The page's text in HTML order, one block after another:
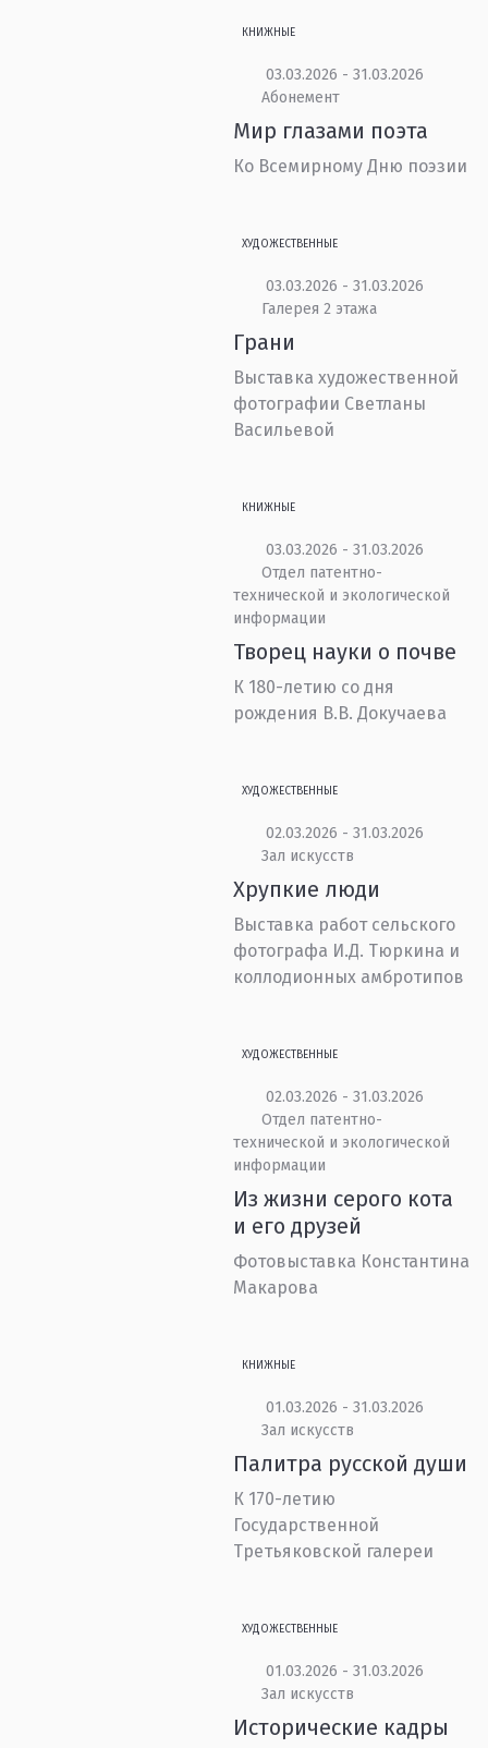
КНИЖНЫЕ
03.03.2026 - 31.03.2026
Абонемент
Мир глазами поэта
Ко Всемирному Дню поэзии
ХУДОЖЕСТВЕННЫЕ
03.03.2026 - 31.03.2026
Галерея 2 этажа
Грани
Выставка художественной
фотографии Светланы
Васильевой
КНИЖНЫЕ
03.03.2026 - 31.03.2026
Отдел патентно-
технической и экологической
информации
Творец науки о почве
К 180-летию со дня
рождения В.В. Докучаева
ХУДОЖЕСТВЕННЫЕ
02.03.2026 - 31.03.2026
Зал искусств
Хрупкие люди
Выставка работ сельского
фотографа И.Д. Тюркина и
коллодионных амбротипов
ХУДОЖЕСТВЕННЫЕ
02.03.2026 - 31.03.2026
Отдел патентно-
технической и экологической
информации
Из жизни серого кота
и его друзей
Фотовыставка Константина
Макарова
КНИЖНЫЕ
01.03.2026 - 31.03.2026
Зал искусств
Палитра русской души
К 170-летию
Государственной
Третьяковской галереи
ХУДОЖЕСТВЕННЫЕ
01.03.2026 - 31.03.2026
Зал искусств
Исторические кадры